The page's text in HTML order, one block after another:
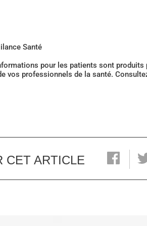
Santé
pour les patients sont produits
vos professionnels de la santé.
CET ARTICLE